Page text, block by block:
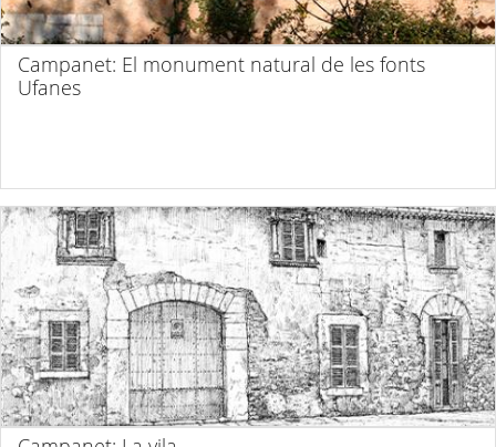
Campanet: El monument natural de les fonts
Ufanes